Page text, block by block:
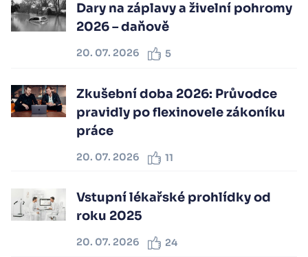
Dary na záplavy a živelní pohromy
2026 – daňově
20. 07. 2026 5
Zkušební doba 2026: Průvodce
pravidly po flexinovele zákoníku
práce
20. 07. 2026 11
Vstupní lékařské prohlídky od
roku 2025
20. 07. 2026 24